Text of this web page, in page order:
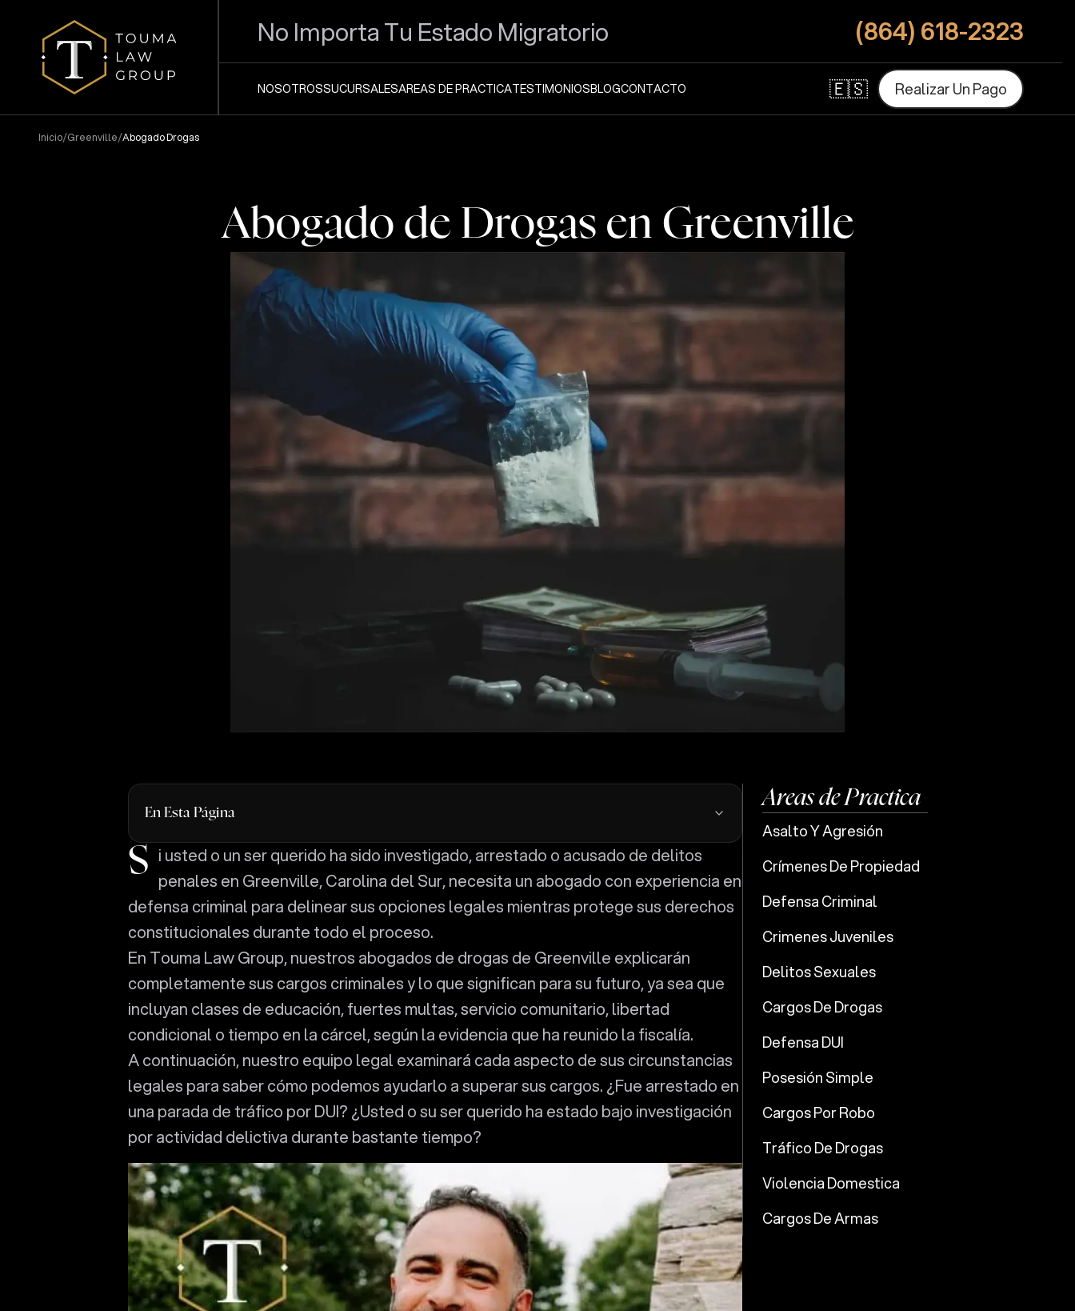
No Importa Tu Estado Migratorio (864) 618-2323
NOSOTROSSUCURSALESAREAS DE PRACTICATESTIMONIOSBLOGCONTACTO 🇪🇸 RealizarUnPago
Inicio/Greenville/Abogado Drogas
Abogado de Drogas en Greenville
En Esta Página
Si usted o un ser querido ha sido investigado, arrestado o acusado de delitos penales en Greenville, Carolina del Sur, necesita un abogado con experiencia en
defensa criminal para delinear sus opciones legales mientras protege sus derechos
constitucionales durante todo el proceso.
En Touma Law Group, nuestros abogados de drogas de Greenville explicarán
completamente sus cargos criminales y lo que significan para su futuro, ya sea que
incluyan clases de educación, fuertes multas, servicio comunitario, libertad
condicional o tiempo en la cárcel, según la evidencia que ha reunido la fiscalía.
A continuación, nuestro equipo legal examinará cada aspecto de sus circunstancias
legales para saber cómo podemos ayudarlo a superar sus cargos. ¿Fue arrestado en
una parada de tráfico por DUI? ¿Usted o su ser querido ha estado bajo investigación
por actividad delictiva durante bastante tiempo?
Areas de Practica
Asalto Y Agresión
Crímenes De Propiedad
Defensa Criminal
Crimenes Juveniles
Delitos Sexuales
Cargos De Drogas
Defensa DUI
Posesión Simple
Cargos Por Robo
Tráfico De Drogas
Violencia Domestica
Cargos De Armas